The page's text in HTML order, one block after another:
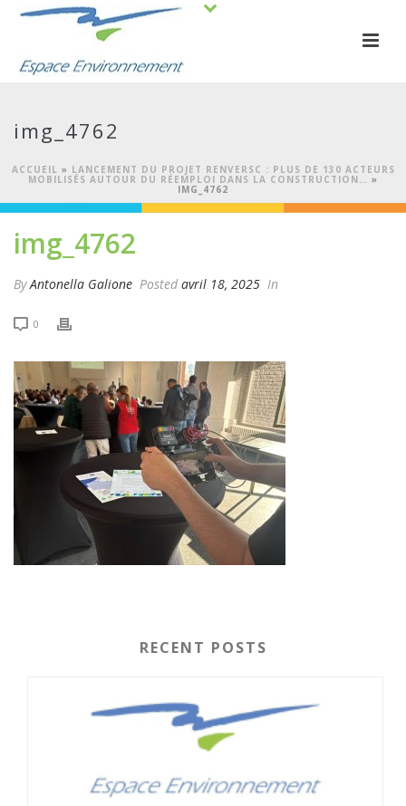
img_4762
ACCUEIL » LANCEMENT DU PROJET RENVERSC : PLUS DE 130 ACTEURS
MOBILISÉS AUTOUR DU RÉEMPLOI DANS LA CONSTRUCTION… »
IMG_4762
img_4762
ByAntonella Galione Posted avril 18, 2025 In
0
RECENT POSTS